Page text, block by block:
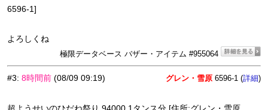
6596-1]
よろしくね
極限データベース バザー・アイテム #955064
#3: 8時間前 (08/09 09:19) グレン・雪原 6596-1 (詳細)